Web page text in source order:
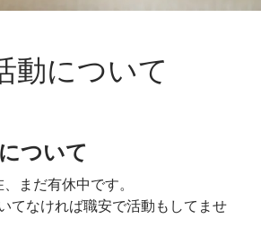
動について
ついて
まだ有休中です。
てなければ職安で活動もしてませ